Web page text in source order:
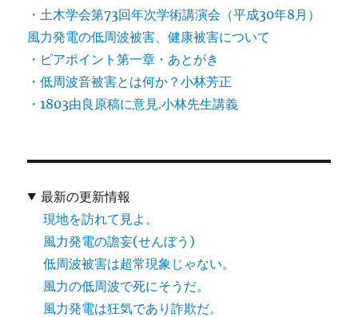
・土木学会第73回年次学術講演会（平成30年8月）
風力発電の低周波被害、健康被害について
・ピアポイント第一章・あとがき
・低周波音被害とは何か？小林芳正
・1803由良原稿に意見.小林先生講義
最新の更新情報
現地を訪れて見よ。
風力発電の譫妄(せんぼう)
低周波被害は超常現象じゃない。
風力の低周波で死にそうだ。
風力発電は狂気であり詐欺だ。